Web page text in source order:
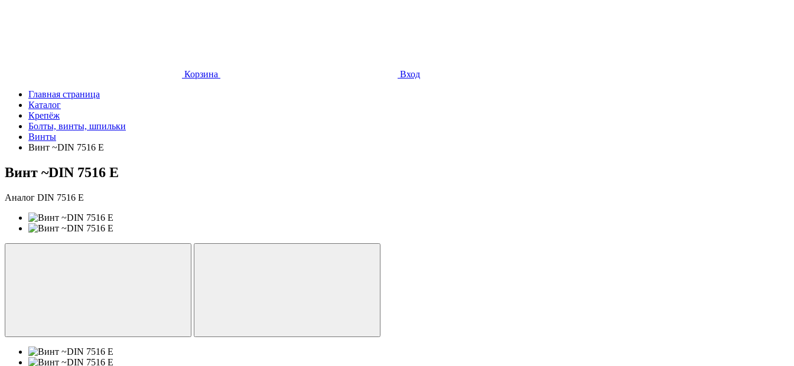
Корзина
Вход
Главная страница
Каталог
Крепёж
Болты, винты, шпильки
Винты
Винт ~DIN 7516 E
Винт ~DIN 7516 E
Аналог DIN 7516 E